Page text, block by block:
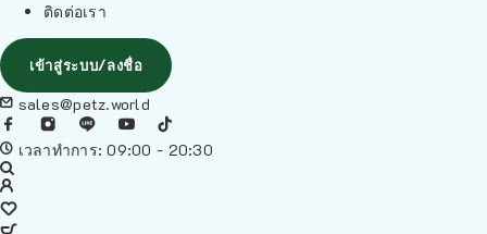
ติดต่อเรา
เข้าสู่ระบบ/ลงชื่อ
sales@petz.world
เวลาทำการ: 09:00 - 20:30